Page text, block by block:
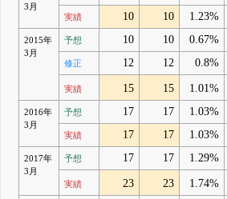
3月
実績 10 10 1.23%
2015年
3月
予想 10 10 0.67%
修正 12 12 0.8%
実績 15 15 1.01%
2016年
3月
予想 17 17 1.03%
実績 17 17 1.03%
2017年
3月
予想 17 17 1.29%
実績 23 23 1.74%